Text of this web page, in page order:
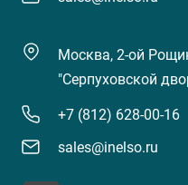
Москва, 2-ой
"Серпуховской
+7 (812) 628-00-16
sales@inelso.ru